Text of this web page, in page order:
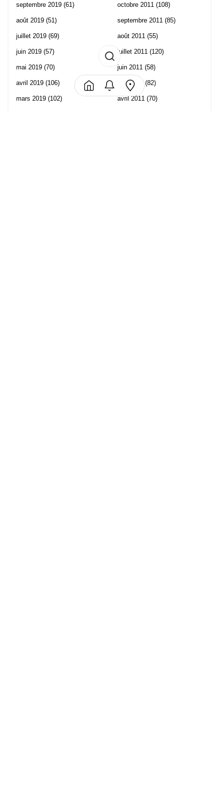
septembre 2019 (61)
août 2019 (51)
juillet 2019 (69)
juin 2019 (57)
mai 2019 (70)
avril 2019 (106)
mars 2019 (102)
octobre 2011 (108)
septembre 2011 (85)
août 2011 (55)
juillet 2011 (120)
juin 2011 (58)
mai 2011(82)
avril 2011 (70)